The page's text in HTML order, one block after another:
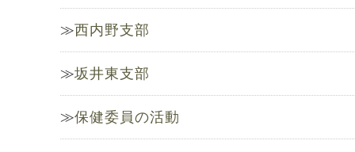
西内野支部
坂井東支部
保健委員の活動